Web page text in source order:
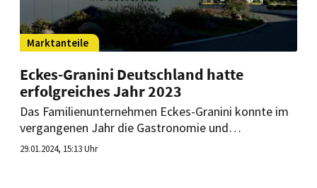
Marktanteile
Eckes-Granini Deutschland hatte
erfolgreiches Jahr 2023
Das Familienunternehmen Eckes-Granini konnte im
vergangenen Jahr die Gastronomie und
Hotelbranche mit ihren Fruchtsäften und
29.01.2024, 15:13 Uhr